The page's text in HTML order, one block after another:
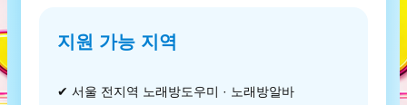
지원 가능 지역
✔ 서울 전지역 노래방도우미 · 노래방알바